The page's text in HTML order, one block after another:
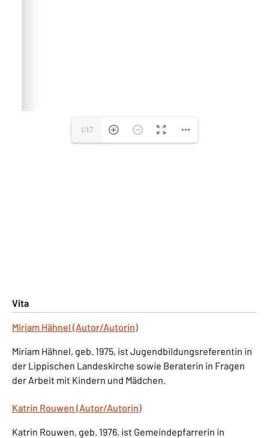
Vita
Miriam Hähnel (Autor/Autorin)
Miriam Hähnel, geb. 1975, ist Jugendbildungsreferentin in
der Lippischen Landeskirche sowie Beraterin in Fragen
der Arbeit mit Kindern und Mädchen.
Katrin Rouwen (Autor/Autorin)
Katrin Rouwen, geb. 1976, ist Gemeindepfarrerin in